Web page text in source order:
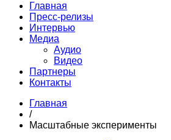
Главная
Пресс-релизы
Интервью
Медиа
Аудио
Видео
Партнеры
Контакты
Главная
/
Масштабные эксперименты